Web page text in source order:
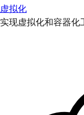
虚拟化
实现虚拟化和容器化